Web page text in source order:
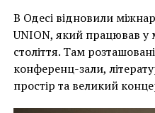
Хулігани, які намагалися
які відколювали
продати їх у Facebook,
окружної ради – це лише
якими довелося
їм довелося за власний
В Одесі відновили
UNION, який працював у
століття. Там
конференц-зали,
простір та великий